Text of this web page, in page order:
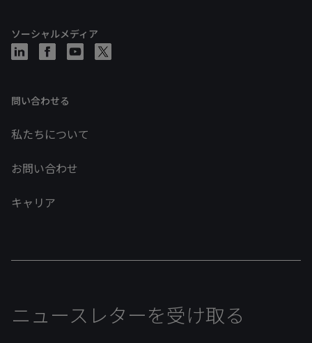
ソーシャルメディア
問い合わせる
私たちについて
お問い合わせ
キャリア
ニュースレターを受け取る